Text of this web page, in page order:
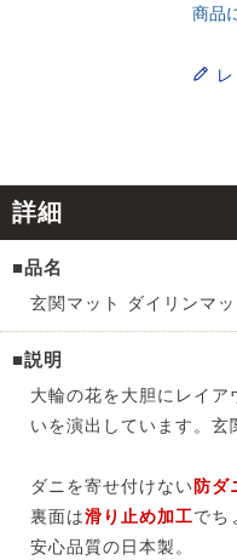
かんたん！オーダー注文へ
カーテンサイズの測り方
カーテン生地 無料サンプ
DESIGN LIFE
NEXTHOME
防炎
既製カーテン
遮光カーテン
100×135cm（遮光カー
100×178cm（遮光カーテ
厚地カーテン
100×135cm（厚地カーテ
100×200cm（厚地カー
100×176cm(レースカー
カーテンを機能で選ぶ
1級遮光カーテン
140×200cm程度
200×200cm程度
ラグを機能で選ぶ
床暖房/ホットカーペット
防炎ラグ
ラグの選び方講座
カーペットをサイズで選
176×176cm（江戸間2畳
261×261cm（江戸間4.5
カーペットのサイズの選
約50×80cm
キッチンマット
約45×60cm
オーダーカーテン
商品
詳細
■品名
玄関マット ダイリンマ
■説明
大輪の花を大胆にレイ
いを演出しています。玄
ダニを寄せ付けない防ダ
裏面は滑り止め加工でち
安心品質の日本製。